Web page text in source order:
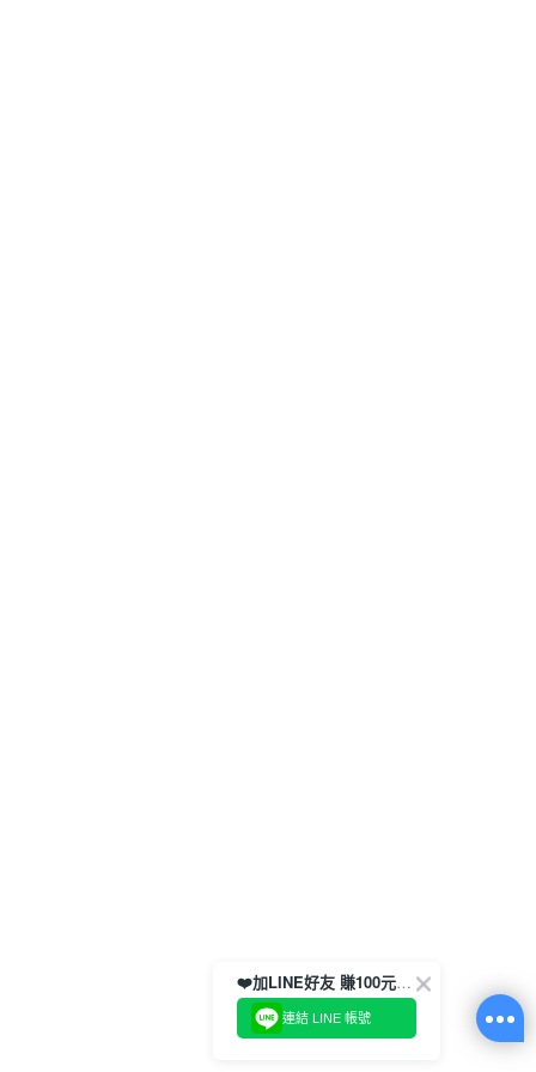
❤️加LINE好友 賺100元券！
連結 LINE 帳號